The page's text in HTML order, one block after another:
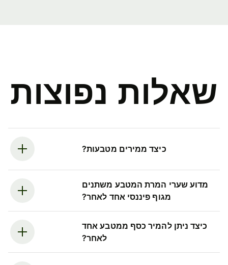
שאלות נפוצות
כיצד ממירים מטבעות?
מדוע שערי המרת המטבע משתנים
מגוף פיננסי אחד לאחר?
כיצד ניתן להמיר כסף ממטבע אחד
לאחר?